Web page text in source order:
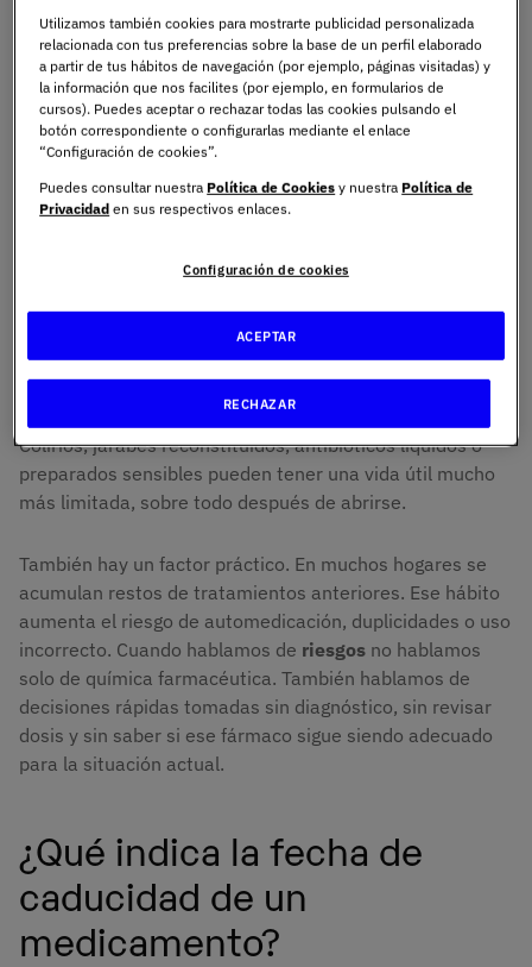
La clave está en una idea que suele pasar desapercibida.
La caducidad no se calcula pensando en cómo
guardamos el medicamento en casa, dentro de un cajón
del baño, expuesto a humedad o a cambios de
temperatura.Se establece mediante estudios de
estabilidad realizados en condiciones controladas
se mantiene si el producto ha estado conservado como
En España, además, los medicamentos tienen unlímite
máximo legal de caducidad de cinco años, aunque
muchos productos cuentan con plazos más cortos.
Colirios, jarabes reconstituidos, antibióticos líquidos o
preparados sensibles pueden tener una vida útil mucho
más limitada, sobre todo después de abrirse.
También hay un factor práctico. En muchos hogares se
acumulan restos de tratamientos anteriores. Ese hábito
aumenta el riesgo de automedicación, duplicidades o uso
incorrecto. Cuando hablamos de riesgos no hablamos
solo de química farmacéutica. También hablamos de
decisiones rápidas tomadas sin diagnóstico, sin revisar
dosis y sin saber si ese fármaco sigue siendo adecuado
para la situación actual.
¿Qué indica la fecha de
caducidad de un
medicamento?
Utilizamos también cookies para mostrarte publicidad personalizada
relacionada con tus preferencias sobre la base de un perfil elaborado
a partir de tus hábitos de navegación (por ejemplo, páginas visitadas) y
la información que nos facilites (por ejemplo, en formularios de
cursos). Puedes aceptar o rechazar todas las cookies pulsando el
botón correspondiente o configurarlas mediante el enlace
“Configuración de cookies”.
Puedes consultar nuestra Política de Cookies y nuestra Política de
Privacidad en sus respectivos enlaces.
Configuración de cookies
RECHAZAR
ACEPTAR